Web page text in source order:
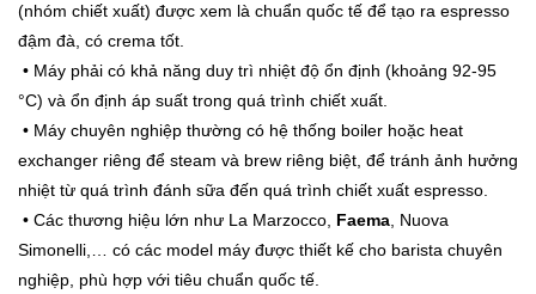
(nhóm chiết xuất) được xem là chuẩn quốc tế để tạo ra espresso
đậm đà, có crema tốt.
• Máy phải có khả năng duy trì nhiệt độ ổn định (khoảng 92-95
°C) và ổn định áp suất trong quá trình chiết xuất.
• Máy chuyên nghiệp thường có hệ thống boiler hoặc heat
exchanger riêng để steam và brew riêng biệt, để tránh ảnh hưởng
nhiệt từ quá trình đánh sữa đến quá trình chiết xuất espresso.
• Các thương hiệu lớn như La Marzocco, Faema, Nuova
Simonelli,… có các model máy được thiết kế cho barista chuyên
nghiệp, phù hợp với tiêu chuẩn quốc tế.